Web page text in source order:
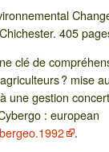
405
clé de
? mise
une gestion
: european
.